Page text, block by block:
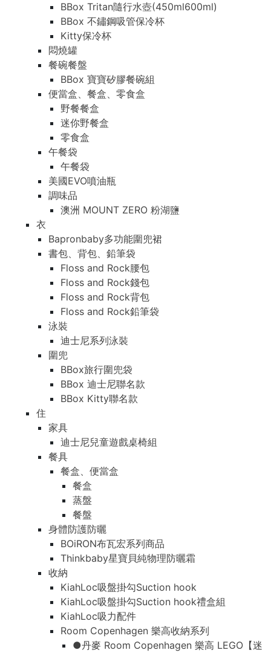
BBox Tritan隨行水壺(450ml600ml)
BBox 不鏽鋼吸管保冷杯
Kitty保冷杯
悶燒罐
餐碗餐盤
BBox 寶寶矽膠餐碗組
便當盒、餐盒、零食盒
野餐餐盒
迷你野餐盒
零食盒
午餐袋
午餐袋
美國EVO噴油瓶
調味品
澳洲 MOUNT ZERO 粉湖鹽
衣
Bapronbaby多功能圍兜裙
書包、背包、鉛筆袋
Floss and Rock腰包
Floss and Rock錢包
Floss and Rock背包
Floss and Rock鉛筆袋
泳裝
迪士尼系列泳裝
圍兜
BBox旅行圍兜袋
BBox 迪士尼聯名款
BBox Kitty聯名款
住
家具
迪士尼兒童遊戲桌椅組
餐具
餐盒、便當盒
餐盒
蒸盤
餐盤
身體防護防曬
BOiRON布瓦宏系列商品
Thinkbaby星寶貝純物理防曬霜
收納
KiahLoc吸盤掛勾Suction hook
KiahLoc吸盤掛勾Suction hook禮盒組
KiahLoc吸力配件
Room Copenhagen 樂高收納系列
●丹麥 Room Copenhagen 樂高 LEGO【迷